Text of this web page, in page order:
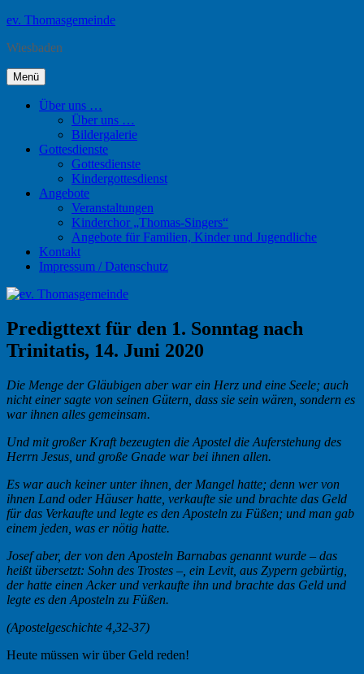
Zum
springen
ev. Thomasgemeinde
Wiesbaden
Menü
Über uns …
Über uns …
Bildergalerie
Gottesdienste
Gottesdienste
Kindergottesdienst
Angebote
Veranstaltungen
Kinderchor „Thomas-Singers“
Angebote für Familien, Kinder und Jugendliche
Kontakt
Impressum / Datenschutz
Predigttext für den 1. Sonntag nach
Trinitatis, 14. Juni 2020
Die Menge der Gläubigen aber war ein Herz und eine Seele; auch
nicht einer sagte von seinen Gütern, dass sie sein wären, sondern es
war ihnen alles gemeinsam.
Und mit großer Kraft bezeugten die Apostel die Auferstehung des
Herrn Jesus, und große Gnade war bei ihnen allen.
Es war auch keiner unter ihnen, der Mangel hatte; denn wer von
ihnen Land oder Häuser hatte, verkaufte sie und brachte das Geld
für das Verkaufte und legte es den Aposteln zu Füßen; und man gab
einem jeden, was er nötig hatte.
Josef aber, der von den Aposteln Barnabas genannt wurde – das
heißt übersetzt: Sohn des Trostes –, ein Levit, aus Zypern gebürtig,
der hatte einen Acker und verkaufte ihn und brachte das Geld und
legte es den Aposteln zu Füßen.
(Apostelgeschichte 4,32-37)
Heute müssen wir über Geld reden!